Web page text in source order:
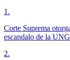
1 .
Corte Suprema
escandalo de la
2.